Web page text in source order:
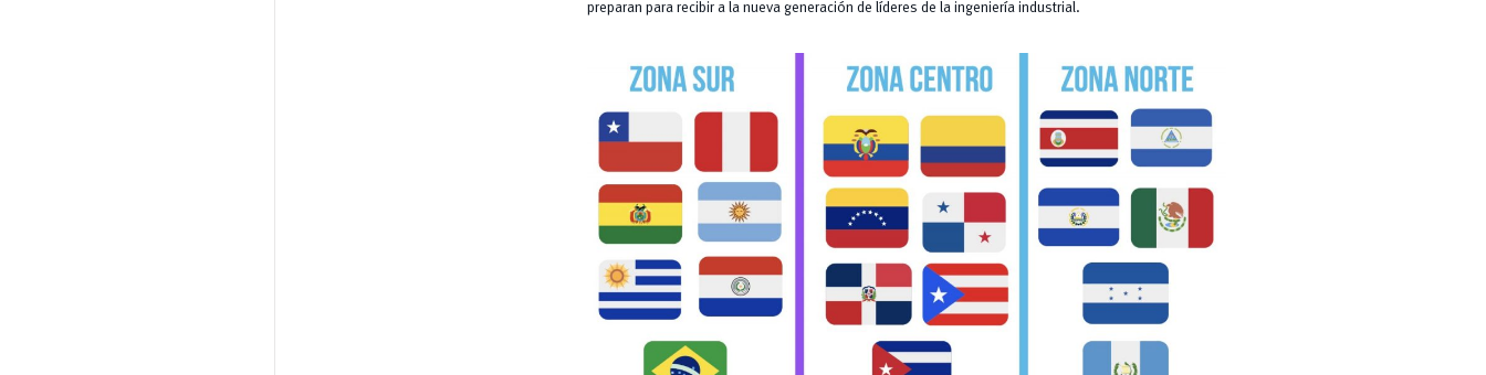
preparan para recibir a la nueva generación de líderes de la ingeniería industrial.